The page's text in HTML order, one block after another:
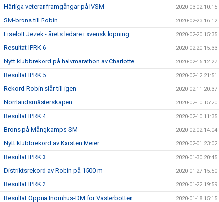
Härliga veteranframgångar på IVSM 2020-03-02 10:15
SM-brons till Robin 2020-02-23 16:12
Liselott Jezek - årets ledare i svensk löpning 2020-02-20 15:35
Resultat IPRK 6 2020-02-20 15:33
Nytt klubbrekord på halvmarathon av Charlotte 2020-02-16 12:27
Resultat IPRK 5 2020-02-12 21:51
Rekord-Robin slår till igen 2020-02-11 20:37
Norrlandsmästerskapen 2020-02-10 15:20
Resultat IPRK 4 2020-02-10 11:35
Brons på Mångkamps-SM 2020-02-02 14:04
Nytt klubbrekord av Karsten Meier 2020-02-01 23:02
Resultat IPRK 3 2020-01-30 20:45
Distriktsrekord av Robin på 1500 m 2020-01-27 15:50
Resultat IPRK 2 2020-01-22 19:59
Resultat Öppna Inomhus-DM för Västerbotten 2020-01-18 15:15